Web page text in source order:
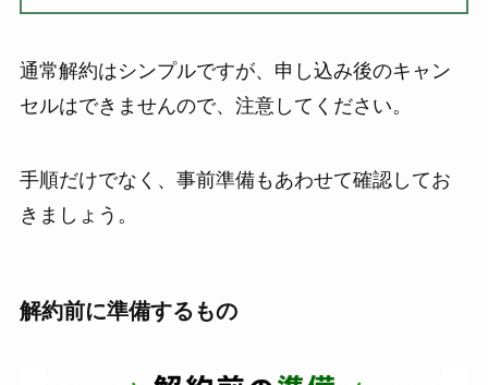
通常解約はシンプルですが、申し込み後のキャン
セルはできませんので、注意してください。
手順だけでなく、事前準備もあわせて確認してお
きましょう。
解約前に準備するもの